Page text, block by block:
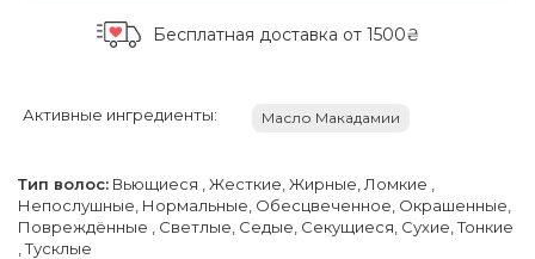
Бесплатная доставка от 1500₴
Активные ингредиенты: Масло Макадамии
Тип волос: Вьющиеся , Жесткие, Жирные, Ломкие ,
Непослушные, Нормальные, Обесцвеченное, Окрашенные,
Повреждённые , Светлые, Седые, Секущиеся, Сухие, Тонкие
, Тусклые